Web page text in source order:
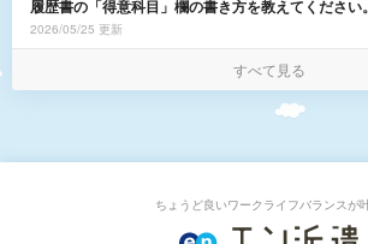
履歴書の「得意科目」欄の書き方を教えてください。
2026/05/25 更新
すべて見る
ちょうど良いワークライフバランスが